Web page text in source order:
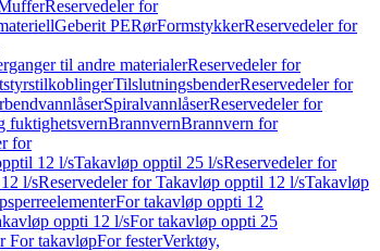
Reservedeler for
Geberit PERørFormstykkerReservedeler for
til andre materialerReservedeler for
TilslutningsbenderReservedeler for
SpiralvannlåserReservedeler for
fuktighetsvernBrannvernBrannvern for
for
12 l/sTakavløp opptil 25 l/sReservedeler for
l/sReservedeler for Takavløp opptil 12 l/sTakavløp
For takavløp oppti 12
oppti 12 l/sFor takavløp oppti 25
For takavløpFor festerVerktøy,